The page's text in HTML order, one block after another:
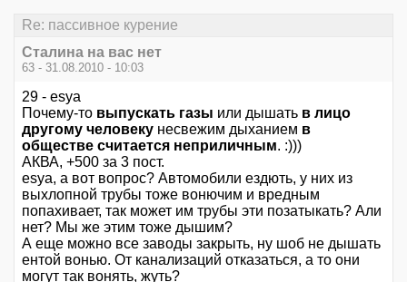
Re: пассивное курение
Сталина на вас нет
63 - 31.08.2010 - 10:03
29 - esya
Почему-то выпускать газы или дышать в лицо
другому человеку несвежим дыханием в
обществе считается неприличным. :)))
АКВА, +500 за 3 пост.
esya, а вот вопрос? Автомобили ездють, у них из
выхлопной трубы тоже вонючим и вредным
попахивает, так может им трубы эти позатыкать? Али
нет? Мы же этим тоже дышим?
А еще можно все заводы закрыть, ну шоб не дышать
ентой вонью. От канализаций отказаться, а то они
могут так вонять, жуть?